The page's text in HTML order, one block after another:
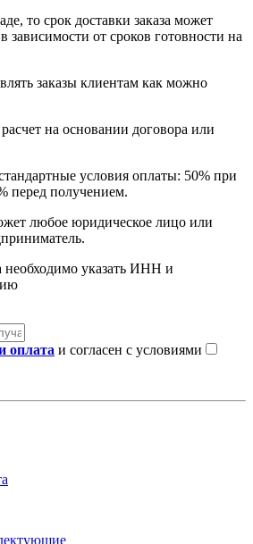
то срок доставки заказа может
зависимости от сроков готовности на
заказы клиентам как можно
на основании договора или
условия оплаты: 50% при
перед получением.
любое юридическое лицо или
необходимо указать ИНН и
оплата и согласен с условиями